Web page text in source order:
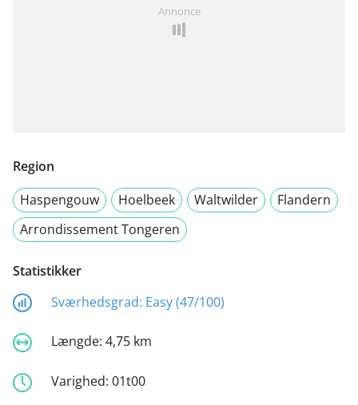
Annonce
Region
Haspengouw
Hoelbeek Waltwilder
Flandern
Arrondissement Tongeren
Statistikker
Sværhedsgrad: Easy (47/100)
Længde: 4,75 km
Varighed: 01t00